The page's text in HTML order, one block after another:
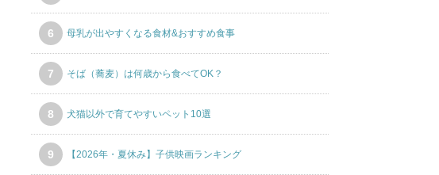
6 母乳が出やすくなる食材&おすすめ食事
7 そば（蕎麦）は何歳から食べてOK？
8 犬猫以外で育てやすいペット10選
9 【2026年・夏休み】子供映画ランキング